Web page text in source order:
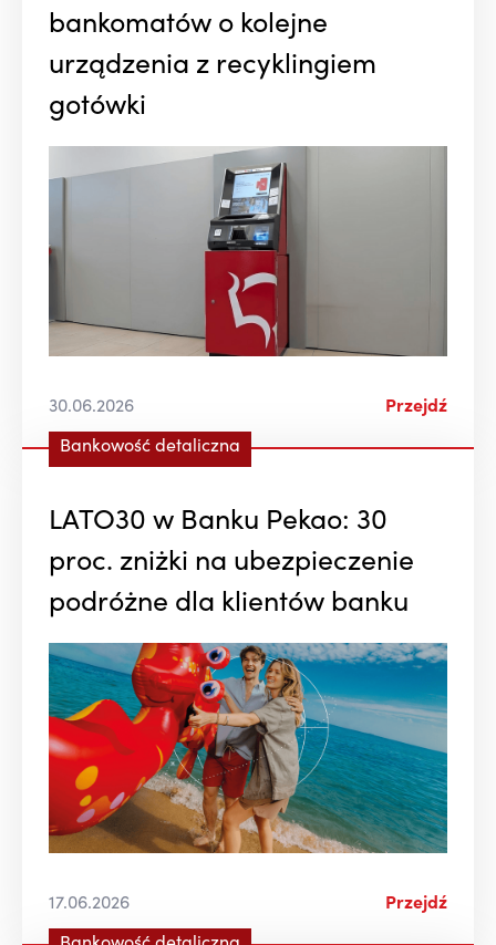
bankomatów o kolejne
urządzenia z recyklingiem
gotówki
30.06.2026 Przejdź
Bankowość detaliczna
LATO30 w Banku Pekao: 30
proc. zniżki na ubezpieczenie
podróżne dla klientów banku
17.06.2026 Przejdź